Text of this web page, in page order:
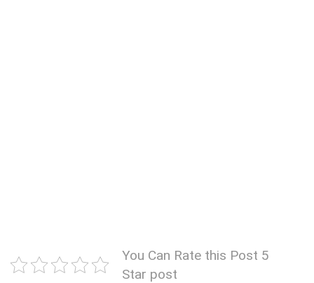
You Can Rate this Post 5
Star post